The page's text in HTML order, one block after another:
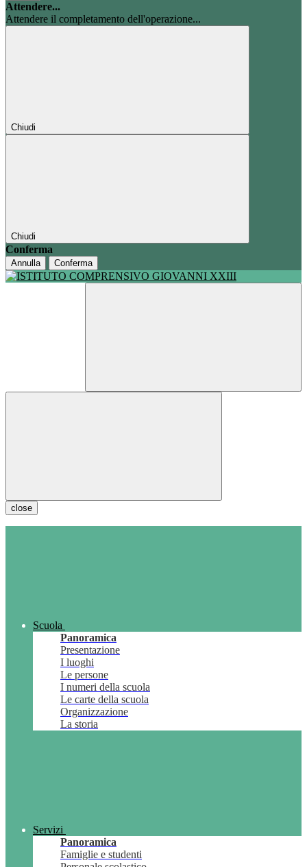
Attendere...
Attendere il completamento dell'operazione...
Chiudi
Chiudi
Conferma
Annulla Conferma
close
Scuola
Panoramica
Presentazione
I luoghi
Le persone
I numeri della scuola
Le carte della scuola
Organizzazione
La storia
Servizi
Panoramica
Famiglie e studenti